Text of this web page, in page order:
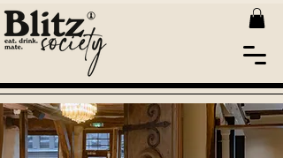
Privatisation